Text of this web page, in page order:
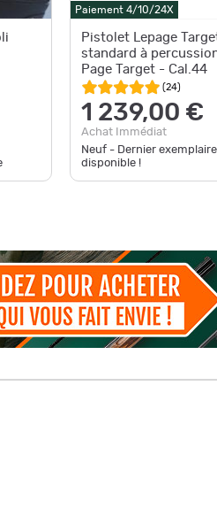
Paiement 4/10/24X
Pistolet Lepage
standard à
Page Target - Cal.44
(24)
1 239,00 €
Achat Immédiat
Neuf - Dernier exemplaire
disponible !